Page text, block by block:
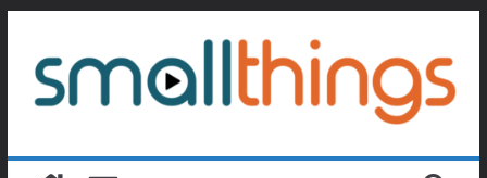
contenu